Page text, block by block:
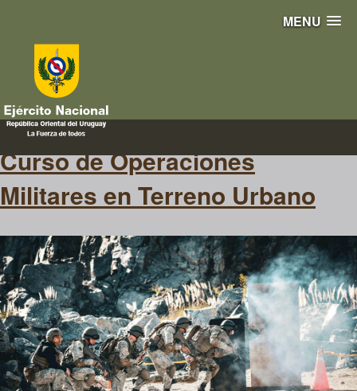
MENU
#Colonia
Curso de Operaciones
Militares en Terreno Urbano